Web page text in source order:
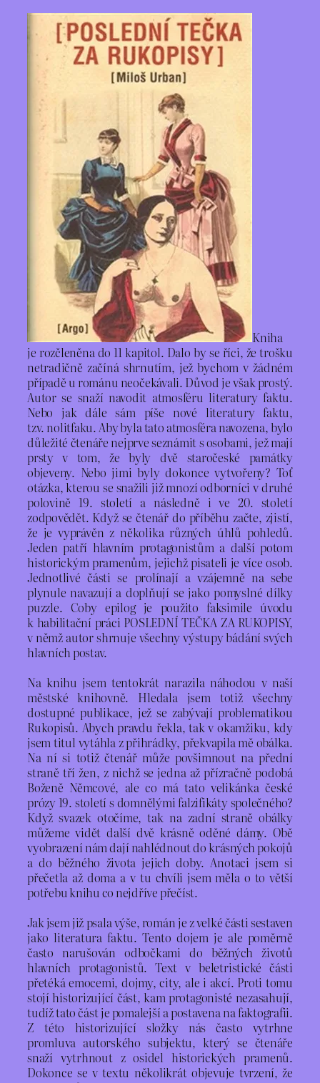
Kniha
je rozčleněna do 11 kapitol. Dalo by se říci, že trošku
netradičně začíná shrnutím, jež bychom v žádném
případě u románu neočekávali. Důvod je však prostý.
Autor se snaží navodit atmosféru literatury faktu.
Nebo jak dále sám píše nové literatury faktu,
tzv. nolitfaku. Aby byla tato atmosféra navozena, bylo
důležité čtenáře nejprve seznámit s osobami, jež mají
prsty v tom, že byly dvě staročeské památky
objeveny. Nebo jimi byly dokonce vytvořeny? Toť
otázka, kterou se snažili již mnozí odborníci v druhé
polovině 19. století a následně i ve 20. století
zodpovědět. Když se čtenář do příběhu začte, zjistí,
že je vyprávěn z několika různých úhlů pohledů.
Jeden patří hlavním protagonistům a další potom
historickým pramenům, jejichž pisateli je více osob.
Jednotlivé části se prolínají a vzájemně na sebe
plynule navazují a doplňují se jako pomyslné dílky
puzzle. Coby epilog je použito faksimile úvodu
k habilitační práci POSLEDNÍ TEČKA ZA RUKOPISY,
v němž autor shrnuje všechny výstupy bádání svých
hlavních postav.
Na knihu jsem tentokrát narazila náhodou v naší
městské knihovně. Hledala jsem totiž všechny
dostupné publikace, jež se zabývají problematikou
Rukopisů. Abych pravdu řekla, tak v okamžiku, kdy
jsem titul vytáhla z přihrádky, překvapila mě obálka.
Na ní si totiž čtenář může povšimnout na přední
straně tří žen, z nichž se jedna až přízračně podobá
Boženě Němcové, ale co má tato velikánka české
prózy 19. století s domnělými falzifikáty společného?
Když svazek otočíme, tak na zadní straně obálky
můžeme vidět další dvě krásně oděné dámy. Obě
vyobrazení nám dají nahlédnout do krásných pokojů
a do běžného života jejich doby. Anotaci jsem si
přečetla až doma a v tu chvíli jsem měla o to větší
potřebu knihu co nejdříve přečíst.
Jak jsem již psala výše, román je z velké části sestaven
jako literatura faktu. Tento dojem je ale poměrně
často narušován odbočkami do běžných životů
hlavních protagonistů. Text v beletristické části
přetéká emocemi, dojmy, city, ale i akcí. Proti tomu
stojí historizující část, kam protagonisté nezasahují,
tudíž tato část je pomalejší a postavena na faktografii.
Z této historizující složky nás často vytrhne
promluva autorského subjektu, který se čtenáře
snaží vytrhnout z osidel historických pramenů.
Dokonce se v textu několikrát objevuje tvrzení, že